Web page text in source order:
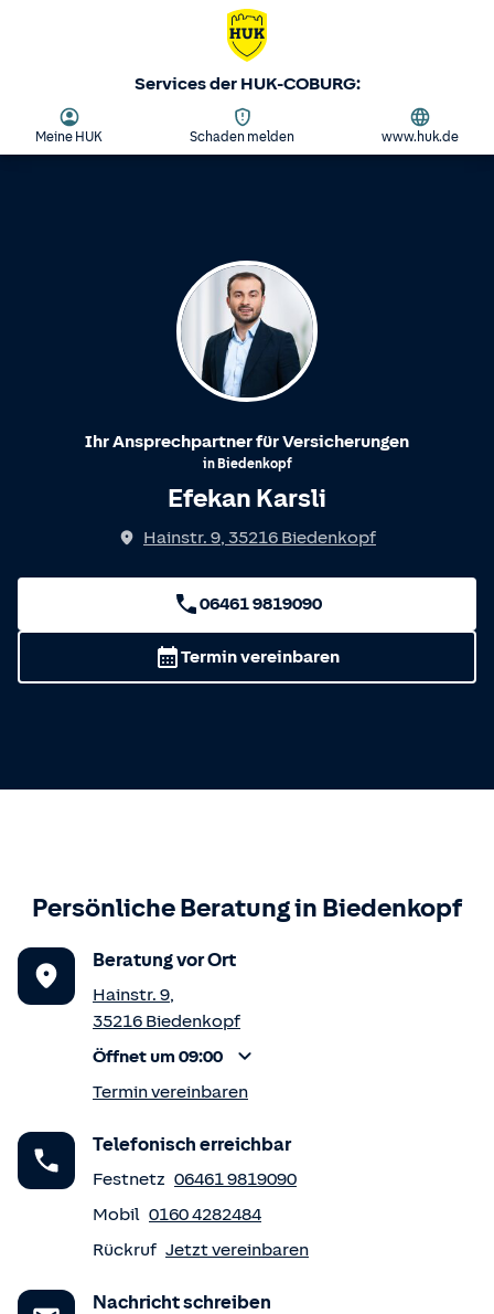
Services der HUK-COBURG:
Meine HUK Schaden melden www.huk.de
Ihr Ansprechpartner für Versicherungen
in Biedenkopf
Efekan Karsli
Hainstr. 9, 35216 Biedenkopf
06461 9819090
Termin vereinbaren
Persönliche Beratung in Biedenkopf
Beratung vor Ort
Hainstr. 9,
35216 Biedenkopf
Öffnet um 09:00
Termin vereinbaren
Telefonisch erreichbar
Festnetz 06461 9819090
Mobil 0160 4282484
Rückruf Jetzt vereinbaren
Nachricht schreiben